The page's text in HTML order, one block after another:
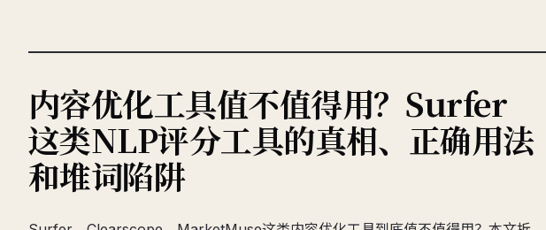
内容优化工具值不值得用？Surfer
这类NLP评分工具的真相、正确用法
和堆词陷阱